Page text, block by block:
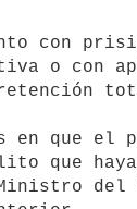
o con
que haya
del